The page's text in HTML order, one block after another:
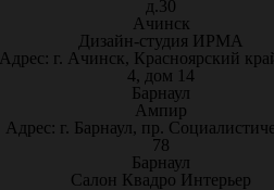
д.30
Ачинск
Дизайн-студия ИРМА
Адрес: г. Ачинск, Красноярский
4, дом 14
Барнаул
Ампир
Адрес: г. Барнаул, пр.
78
Барнаул
Салон Квадро Интерьер